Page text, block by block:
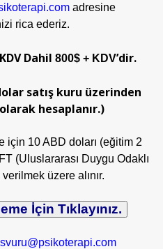
adresine
rica ederiz.
Dahil 800$ + KDV’dir.
satış kuru üzerinden
hesaplanır.)
için 10 ABD doları (eğitim 2
(Uluslararası Duygu Odaklı
üzere alınır.